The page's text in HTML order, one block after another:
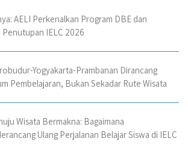
AELI Perkenalkan Program DBE dan
Penutupan IELC 2026
Yogyakarta-Prambanan Dirancang
Pembelajaran, Bukan Sekadar Rute Wisata
Wisata Bermakna: Bagaimana
Ulang Perjalanan Belajar Siswa di IELC